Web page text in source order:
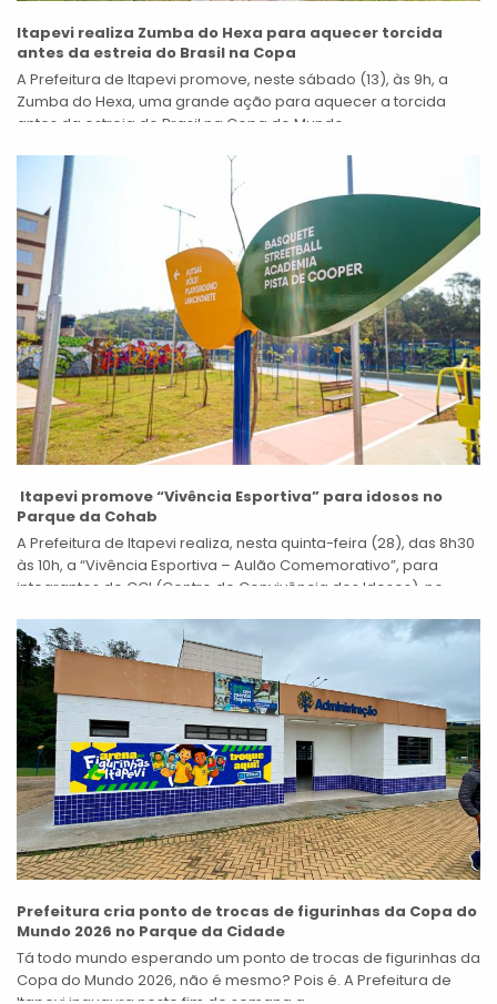
Itapevi realiza Zumba do Hexa para aquecer torcida
antes da estreia do Brasil na Copa
A Prefeitura de Itapevi promove, neste sábado (13), às 9h, a
Zumba do Hexa, uma grande ação para aquecer a torcida
antes da estreia do Brasil na Copa do Mundo....
Itapevi promove “Vivência Esportiva” para idosos no
Parque da Cohab
A Prefeitura de Itapevi realiza, nesta quinta-feira (28), das 8h30
às 10h, a “Vivência Esportiva – Aulão Comemorativo”, para
integrantes do CCI (Centro de Convivência dos Idosos), no
Prefeitura cria ponto de trocas de figurinhas da Copa do
Mundo 2026 no Parque da Cidade
Tá todo mundo esperando um ponto de trocas de figurinhas da
Copa do Mundo 2026, não é mesmo? Pois é. A Prefeitura de